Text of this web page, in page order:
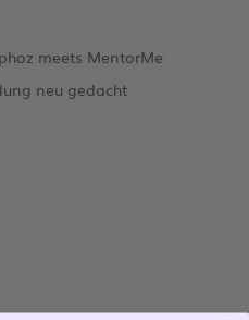
meets MentorMe
neu gedacht